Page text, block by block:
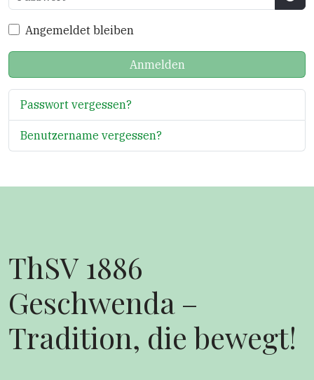
Angemeldet bleiben
Anmelden
Passwort vergessen?
Benutzername vergessen?
ThSV 1886
Geschwenda –
Tradition, die bewegt!